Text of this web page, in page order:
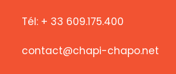
Tél: + 33 609.175.400
contact@chapi-chapo.net